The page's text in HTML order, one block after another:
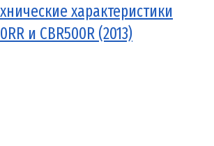
характеристики
и CBR500R (2013)